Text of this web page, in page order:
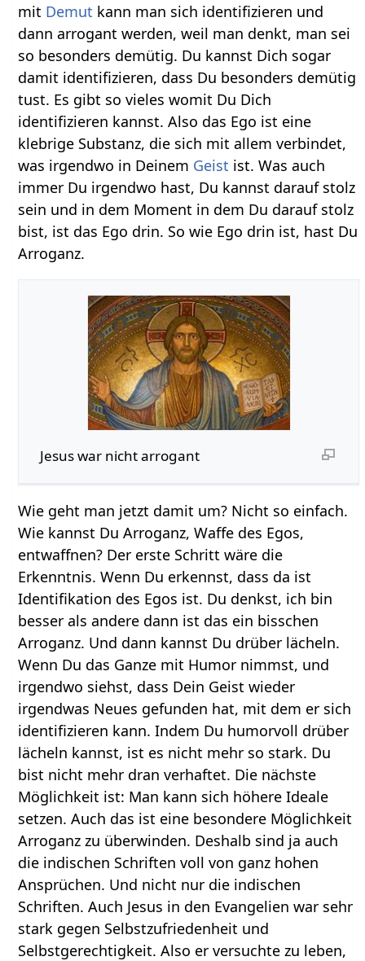
mit Demut kann man sich identifizieren und
dann arrogant werden, weil man denkt, man sei
so besonders demütig. Du kannst Dich sogar
damit identifizieren, dass Du besonders demütig
tust. Es gibt so vieles womit Du Dich
identifizieren kannst. Also das Ego ist eine
klebrige Substanz, die sich mit allem verbindet,
was irgendwo in Deinem Geist ist. Was auch
immer Du irgendwo hast, Du kannst darauf stolz
sein und in dem Moment in dem Du darauf stolz
bist, ist das Ego drin. So wie Ego drin ist, hast Du
Arroganz.
Jesus war nicht arrogant
Wie geht man jetzt damit um? Nicht so einfach.
Wie kannst Du Arroganz, Waffe des Egos,
entwaffnen? Der erste Schritt wäre die
Erkenntnis. Wenn Du erkennst, dass da ist
Identifikation des Egos ist. Du denkst, ich bin
besser als andere dann ist das ein bisschen
Arroganz. Und dann kannst Du drüber lächeln.
Wenn Du das Ganze mit Humor nimmst, und
irgendwo siehst, dass Dein Geist wieder
irgendwas Neues gefunden hat, mit dem er sich
identifizieren kann. Indem Du humorvoll drüber
lächeln kannst, ist es nicht mehr so stark. Du
bist nicht mehr dran verhaftet. Die nächste
Möglichkeit ist: Man kann sich höhere Ideale
setzen. Auch das ist eine besondere Möglichkeit
Arroganz zu überwinden. Deshalb sind ja auch
die indischen Schriften voll von ganz hohen
Ansprüchen. Und nicht nur die indischen
Schriften. Auch Jesus in den Evangelien war sehr
stark gegen Selbstzufriedenheit und
Selbstgerechtigkeit. Also er versuchte zu leben,